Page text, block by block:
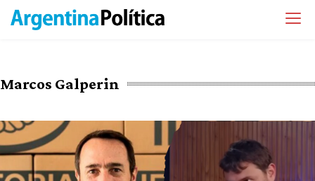
Marcos Galperin